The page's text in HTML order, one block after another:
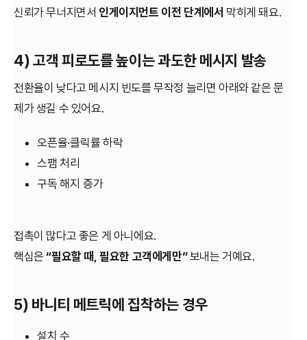
신뢰가 무너지면서 인게이지먼트 이전 단계에서 막히게 돼요.
4) 고객 피로도를 높이는 과도한 메시지 발송
전환율이 낮다고 메시지 빈도를 무작정 늘리면 아래와 같은 문
제가 생길 수 있어요.
오픈율·클릭률 하락
스팸 처리
구독 해지 증가
접촉이 많다고 좋은 게 아니에요.
핵심은“필요할 때, 필요한 고객에게만”보내는 거예요.
5) 바니티 메트릭에 집착하는 경우
설치 수